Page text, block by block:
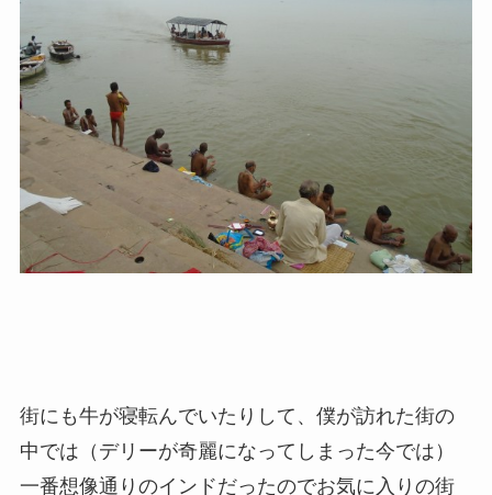
街にも牛が寝転んでいたりして、僕が訪れた街の
中では（デリーが奇麗になってしまった今では）
一番想像通りのインドだったのでお気に入りの街